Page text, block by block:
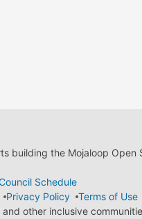
the Mojaloop
Schedule
Privacy Policy
Terms of Use
and other inclusive